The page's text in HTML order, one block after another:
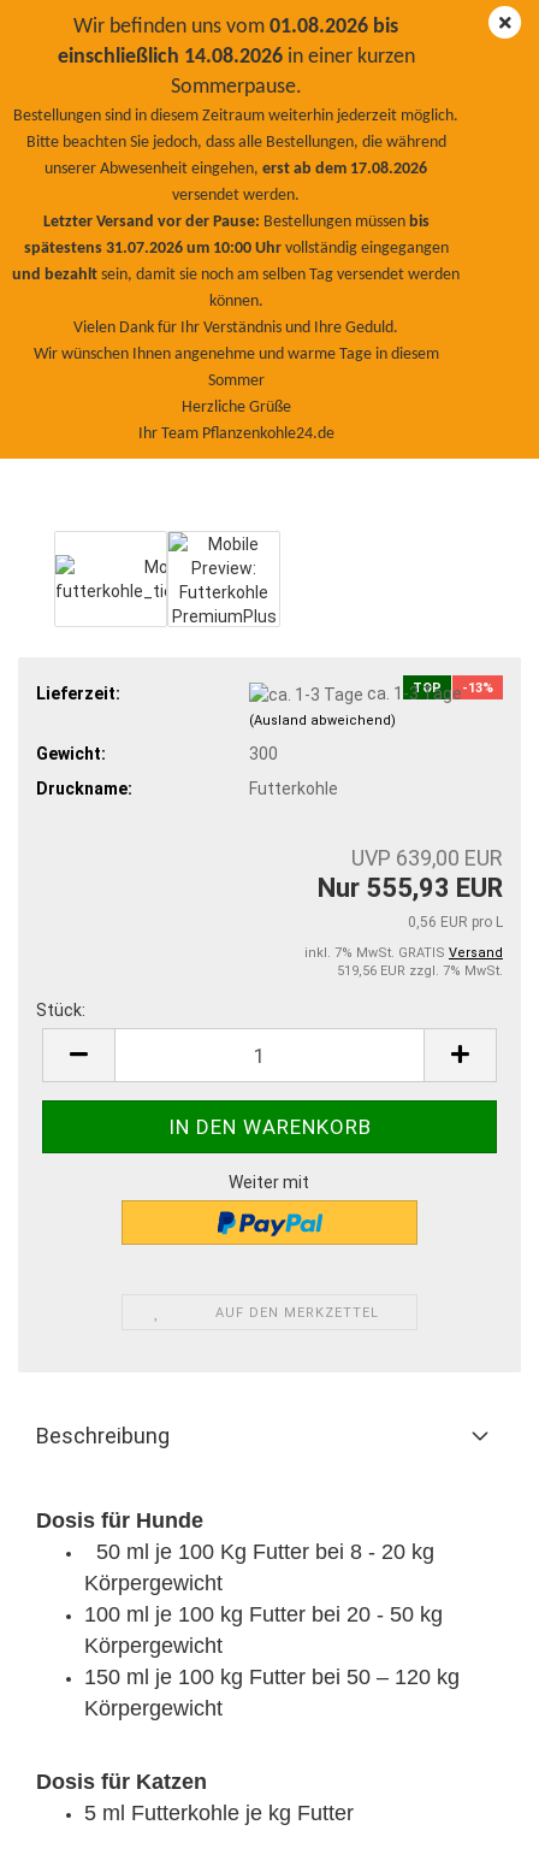
Wir befinden uns vom 01.08.2026 bis
einschließlich 14.08.2026in einer kurzen
Sommerpause.
Bestellungen sind in diesem Zeitraum weiterhin jederzeit möglich.
Bitte beachten Sie jedoch, dass alle Bestellungen, die während
unserer Abwesenheit eingehen, erst ab dem 17.08.2026
versendet werden.
Letzter Versand vor der Pause: Bestellungen müssen bis
spätestens 31.07.2026 um 10:00 Uhrvollständig eingegangen
und bezahlt sein, damit sie noch am selben Tag versendet werden
können.
Vielen Dank für Ihr Verständnis und Ihre Geduld.
Wir wünschen Ihnen angenehme und warme Tage in diesem
Sommer
Herzliche Grüße
Ihr Team Pflanzenkohle24.de
Futterkohle PremiumPlus Klein & Großtiere 1000l
/350Kg
BioNaturPlus
TOP -13%
Lieferzeit: ca. 1-3 Tage
(Ausland abweichend)
Gewicht:
300
Druckname:
Futterkohle
UVP 639,00 EUR
Nur 555,93 EUR
0,56 EUR pro L
inkl. 7% MwSt. GRATIS Versand
519,56 EUR zzgl. 7% MwSt.
Stück:
Weiter mit
AUF DEN MERKZETTEL
Beschreibung
Dosis für Hunde
50 ml je 100 Kg Futter bei 8 - 20 kg
Körpergewicht
100 ml je 100 kg Futter bei 20 - 50 kg
Körpergewicht
150 ml je 100 kg Futter bei 50 – 120 kg
Körpergewicht
Dosis für Katzen
5 ml Futterkohle je kg Futter